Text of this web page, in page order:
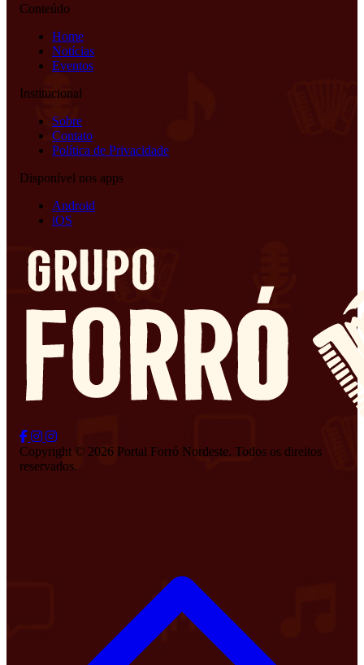
Conteúdo
Home
Notícias
Eventos
Institucional
Sobre
Contato
Política de Privacidade
Disponível nos apps
Android
iOS
Copyright © 2026 Portal Forró Nordeste. Todos os direitos
reservados.